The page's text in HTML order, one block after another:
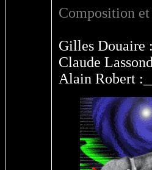
Composition
Gilles Douaire
Claude
Alain Robert